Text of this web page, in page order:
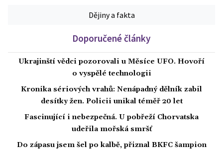
Dějiny a fakta
Doporučené články
Ukrajinští vědci pozorovali u Měsíce UFO. Hovoří
o vyspělé technologii
Kronika sériových vrahů: Nenápadný dělník zabil
desítky žen. Policii unikal téměř 20 let
Fascinující i nebezpečná. U pobřeží Chorvatska
udeřila mořská smršť
Do zápasu jsem šel po kalbě, přiznal BKFC šampion